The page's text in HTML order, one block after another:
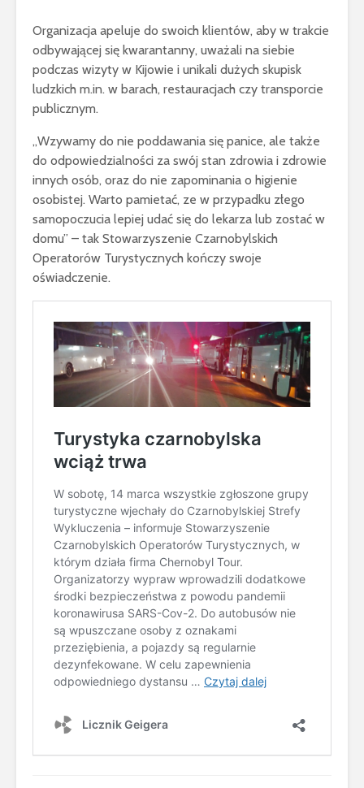
Organizacja apeluje do swoich klientów, aby w trakcie
odbywającej się kwarantanny, uważali na siebie
podczas wizyty w Kijowie i unikali dużych skupisk
ludzkich m.in. w barach, restauracjach czy transporcie
publicznym.
„Wzywamy do nie poddawania się panice, ale także
do odpowiedzialności za swój stan zdrowia i zdrowie
innych osób, oraz do nie zapominania o higienie
osobistej. Warto pamietać, ze w przypadku złego
samopoczucia lepiej udać się do lekarza lub zostać w
domu” – tak Stowarzyszenie Czarnobylskich
Operatorów Turystycznych kończy swoje
oświadczenie.